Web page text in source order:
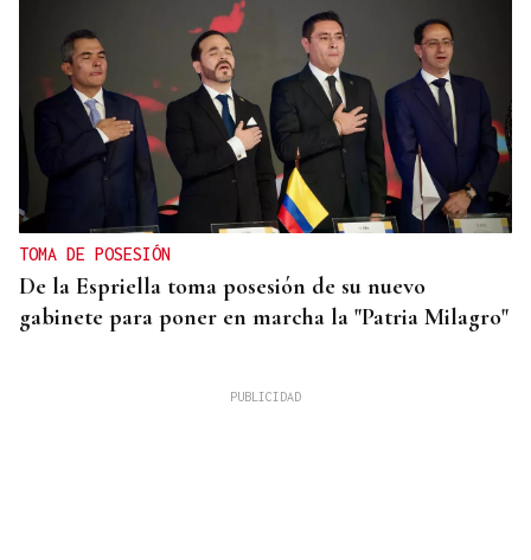
TOMA DE POSESIÓN
De la Espriella toma posesión de su nuevo
gabinete para poner en marcha la "Patria Milagro"